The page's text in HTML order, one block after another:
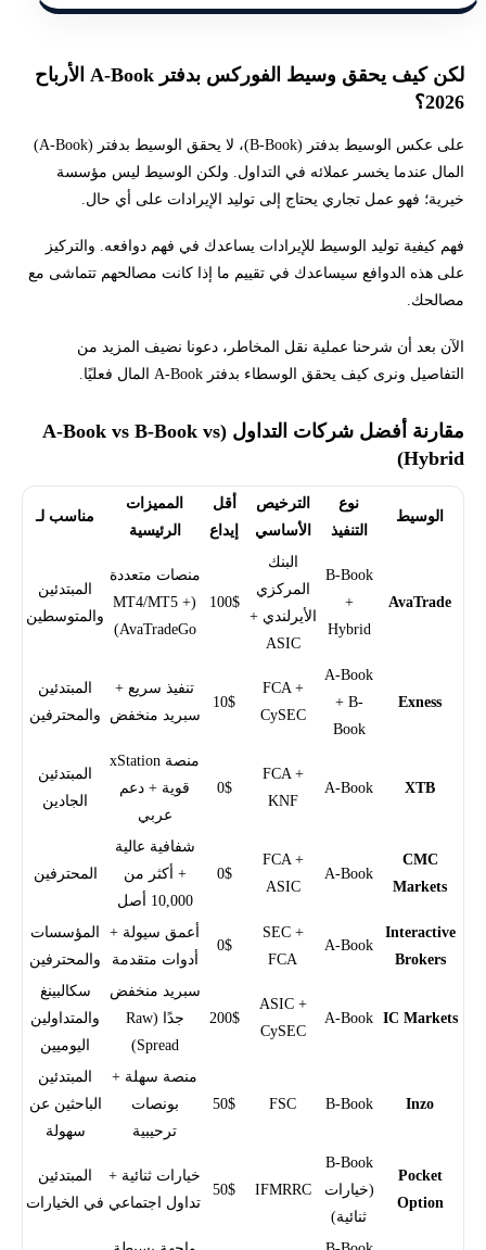
لكن كيف يحقق وسيط الفوركس بدفتر A-Book الأرباح
2026؟
على عكس الوسيط بدفتر (B-Book)، لا يحقق الوسيط بدفتر (A-Book)
المال عندما يخسر عملائه في التداول. ولكن الوسيط ليس مؤسسة
خيرية؛ فهو عمل تجاري يحتاج إلى توليد الإيرادات على أي حال.
فهم كيفية توليد الوسيط للإيرادات يساعدك في فهم دوافعه. والتركيز
على هذه الدوافع سيساعدك في تقييم ما إذا كانت مصالحهم تتماشى مع
مصالحك.
الآن بعد أن شرحنا عملية نقل المخاطر، دعونا نضيف المزيد من
التفاصيل ونرى كيف يحقق الوسطاء بدفتر A-Book المال فعليًا.
مقارنة أفضل شركات التداول (A-Book vs B-Book vs
Hybrid)
الوسيط
نوع
التنفيذ
الترخيص
الأساسي
أقل
إيداع
المميزات
الرئيسية
مناسب لـ
AvaTrade
B-Book
+
Hybrid
البنك
المركزي
الأيرلندي +
ASIC
100$
منصات متعددة
(MT4/MT5 +
AvaTradeGo)
المبتدئين
والمتوسطين
Exness
A-Book
+ B-
Book
FCA +
CySEC
10$
تنفيذ سريع +
سبريد منخفض
المبتدئين
والمحترفين
XTB
A-Book
FCA +
KNF
0$
منصة xStation
قوية + دعم
عربي
المبتدئين
الجادين
CMC
Markets
A-Book
FCA +
ASIC
0$
شفافية عالية
+ أكثر من
10,000 أصل
المحترفين
Interactive
Brokers
A-Book
SEC +
FCA
0$
أعمق سيولة +
أدوات متقدمة
المؤسسات
والمحترفين
IC Markets
A-Book
ASIC +
CySEC
200$
سبريد منخفض
جدًا (Raw
Spread)
سكالبينغ
والمتداولين
اليوميين
Inzo
B-Book
FSC
50$
منصة سهلة +
بونصات
ترحيبية
المبتدئين
الباحثين عن
سهولة
Pocket
Option
B-Book
(خيارات
ثنائية)
IFMRRC
50$
خيارات ثنائية +
تداول اجتماعي
المبتدئين
في الخيارات